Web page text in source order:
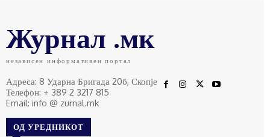
Журнал .мк
независен информативен портал
Адреса: 8 Ударна Бригада 20б, Скопје
Телефон: + 389 2 3217 815
Email: info @ zurnal.mk
ОД УРЕДНИКОТ